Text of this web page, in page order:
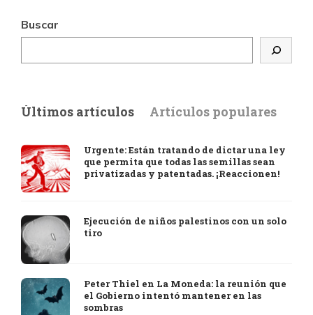
Buscar
Últimos artículos Artículos populares
Urgente: Están tratando de dictar una ley
que permita que todas las semillas sean
privatizadas y patentadas. ¡Reaccionen!
Ejecución de niños palestinos con un solo
tiro
Peter Thiel en La Moneda: la reunión que
el Gobierno intentó mantener en las
sombras